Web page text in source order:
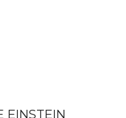
EINSTEIN